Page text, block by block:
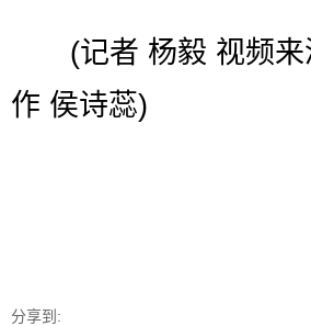
(记者 杨毅 视频来
作 侯诗蕊)
分享到: